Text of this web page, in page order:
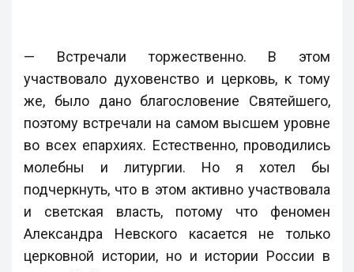
— Встречали торжественно. В этом
участвовало духовенство и церковь, к тому
же, было дано благословение Святейшего,
поэтому встречали на самом высшем уровне
во всех епархиях. Естественно, проводились
молебны и литургии. Но я хотел бы
подчеркнуть, что в этом активно участвовала
и светская власть, потому что феномен
Александра Невского касается не только
церковной истории, но и истории России в